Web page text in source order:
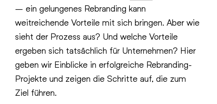
– ein gelungenes Rebranding kann
weitreichende Vorteile mit sich bringen. Aber wie
sieht der Prozess aus? Und welche Vorteile
ergeben sich tatsächlich für Unternehmen? Hier
geben wir Einblicke in erfolgreiche Rebranding-
Projekte und zeigen die Schritte auf, die zum
Ziel führen.